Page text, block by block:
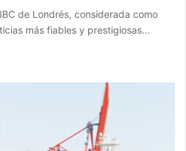
de Londrés, considerada como
más fiables y prestigiosas…